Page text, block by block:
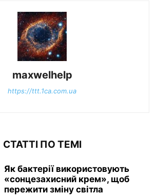
maxwelhelp
https://ttt.1ca.com.ua
СТАТТІ ПО ТЕМІ
Як бактерії використовують
«сонцезахисний крем», щоб
пережити зміну світла